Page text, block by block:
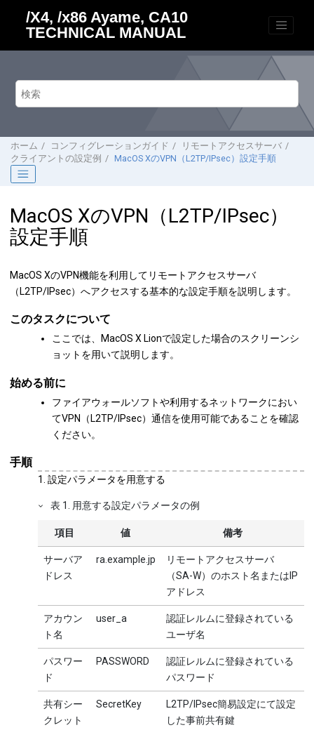
/X4, /x86 Ayame, CA10
TECHNICAL MANUAL
ホーム コンフィグレーションガイド
リモートアクセスサーバ
クライアントの設定例
MacOS XのVPN（L2TP/IPsec）設定手順
MacOS XのVPN（L2TP/IPsec）
設定手順
MacOS XのVPN機能を利用してリモートアクセスサーバ
（L2TP/IPsec）へアクセスする基本的な設定手順を説明します。
このタスクについて
ここでは、MacOS X Lionで設定した場合のスクリーンシ
ョットを用いて説明します。
始める前に
ファイアウォールソフトや利用するネットワークにおい
てVPN（L2TP/IPsec）通信を使用可能であることを確認
ください。
手順
設定パラメータを用意する
表 1 用意する設定パラメータの例
項目 値 備考
サーバア
ドレス
ra.example.jp
リモートアクセスサーバ
（SA-W）のホスト名またはIP
アドレス
アカウン
ト名
user_a
認証レルムに登録されている
ユーザ名
パスワー
ド
PASSWORD
認証レルムに登録されている
パスワード
共有シー
クレット
SecretKey
L2TP/IPsec簡易設定にて設定
した事前共有鍵